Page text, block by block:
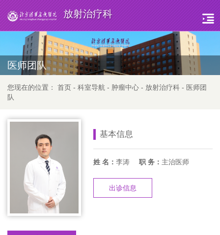
放射治疗科
医师团队
您现在的位置： 首页 - 科室导航 - 肿瘤中心 - 放射治疗科 - 医师团
队
基本信息
姓 名： 李涛 职 务： 主治医师
出诊信息